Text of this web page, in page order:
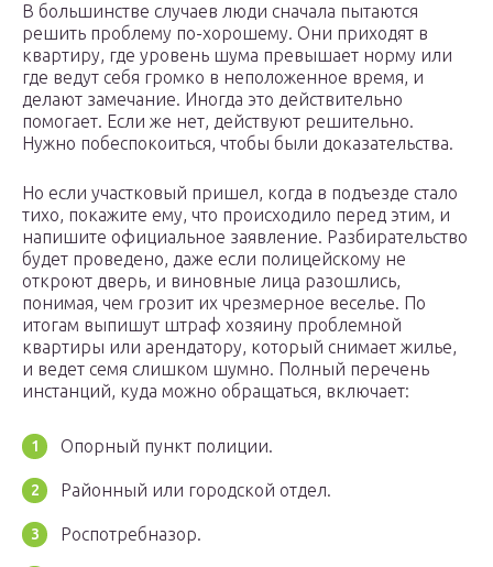
В большинстве случаев люди сначала пытаются
решить проблему по-хорошему. Они приходят в
квартиру, где уровень шума превышает норму или
где ведут себя громко в неположенное время, и
делают замечание. Иногда это действительно
помогает. Если же нет, действуют решительно.
Нужно побеспокоиться, чтобы были доказательства.
Но если участковый пришел, когда в подъезде стало
тихо, покажите ему, что происходило перед этим, и
напишите официальное заявление. Разбирательство
будет проведено, даже если полицейскому не
откроют дверь, и виновные лица разошлись,
понимая, чем грозит их чрезмерное веселье. По
итогам выпишут штраф хозяину проблемной
квартиры или арендатору, который снимает жилье,
и ведет семя слишком шумно. Полный перечень
инстанций, куда можно обращаться, включает:
Опорный пункт полиции.
Районный или городской отдел.
Роспотребназор.